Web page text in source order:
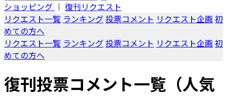
ショッピング ｜ 復刊リクエスト
リクエスト一覧 ランキング投票コメント リクエスト企画 初
めての方へ
リクエスト一覧 ランキング投票コメント リクエスト企画 初
めての方へ
復刊投票コメント一覧（人気